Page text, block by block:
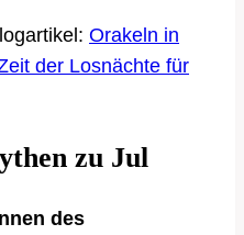
Orakeln in
der Losnächte für
zu Jul
des